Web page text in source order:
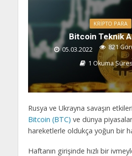
KRIPTO PARA
Bitcoin Teknik
05.03.2022
821
1 Okuma
Rusya ve Ukrayna savaşın
Bitcoin (BTC) ve dünya
hareketlerle oldukça yoğun bir
Haftanın girişinde hızlı bir